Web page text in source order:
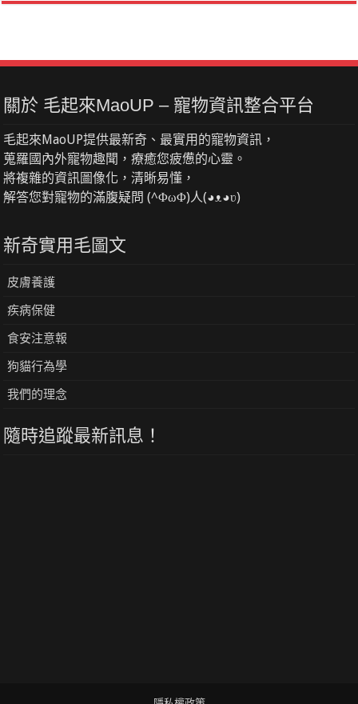
關於 毛起來MaoUP – 寵物資訊整合平台
毛起來MaoUP提供最新奇、最實用的寵物資訊，
蒐羅國內外寵物趣聞，療癒您疲憊的心靈。
將複雜的資訊圖像化，清晰易懂，
解答您對寵物的滿腹疑問 (^ΦωΦ)人(◕ᴥ◕ʋ)
新奇實用毛圖文
皮膚養護
疾病保健
食安注意報
狗貓行為學
我們的理念
隨時追蹤最新訊息！